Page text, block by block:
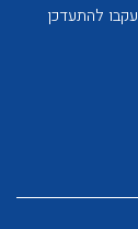
עקבו להתעדכן